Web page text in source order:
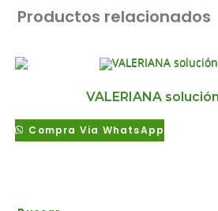
Productos relacionados
VALERIANA
Compra Via WhatsApp